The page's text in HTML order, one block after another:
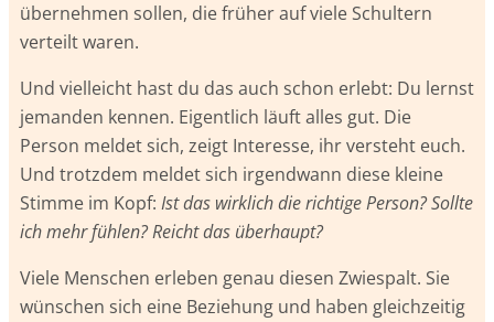
übernehmen sollen, die früher auf viele Schultern
verteilt waren.
Und vielleicht hast du das auch schon erlebt: Du lernst
jemanden kennen. Eigentlich läuft alles gut. Die
Person meldet sich, zeigt Interesse, ihr versteht euch.
Und trotzdem meldet sich irgendwann diese kleine
Stimme im Kopf: Ist das wirklich die richtige Person? Sollte
ich mehr fühlen? Reicht das überhaupt?
Viele Menschen erleben genau diesen Zwiespalt. Sie
wünschen sich eine Beziehung und haben gleichzeitig